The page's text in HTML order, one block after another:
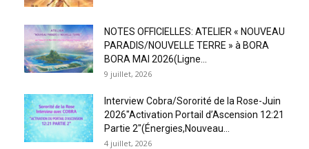
NOTES OFFICIELLES: ATELIER « NOUVEAU
PARADIS/NOUVELLE TERRE » à BORA
BORA MAI 2026(Ligne...
9 juillet, 2026
Interview Cobra/Sororité de la Rose-Juin
2026″Activation Portail d’Ascension 12:21
Partie 2″(Énergies,Nouveau...
4 juillet, 2026